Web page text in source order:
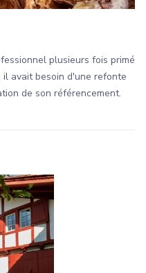
plusieurs fois primé
avait besoin d'une refonte
de son référencement.